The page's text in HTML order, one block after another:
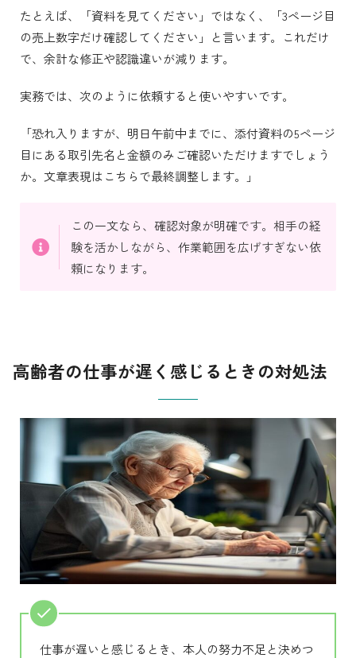
たとえば、「資料を見てください」ではなく、「3ページ目
の売上数字だけ確認してください」と言います。これだけ
で、余計な修正や認識違いが減ります。
実務では、次のように依頼すると使いやすいです。
「恐れ入りますが、明日午前中までに、添付資料の5ページ
目にある取引先名と金額のみご確認いただけますでしょう
か。文章表現はこちらで最終調整します。」
この一文なら、確認対象が明確です。相手の経
験を活かしながら、作業範囲を広げすぎない依
頼になります。
高齢者の仕事が遅く感じるときの対処法
仕事が遅いと感じるとき、本人の努力不足と決めつ